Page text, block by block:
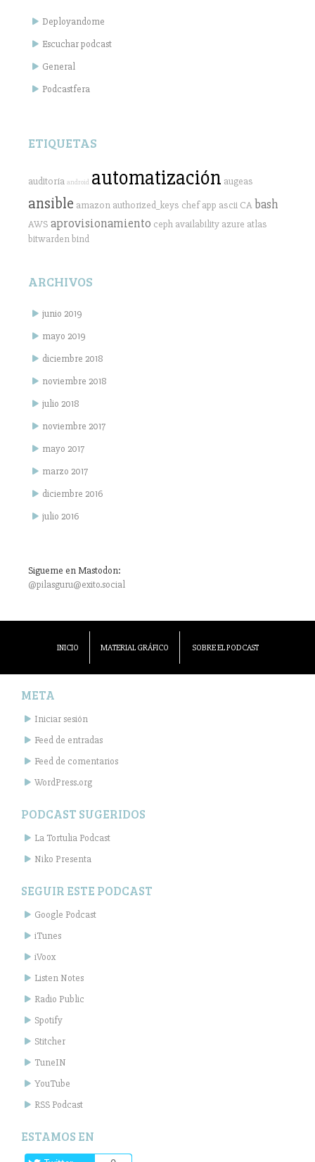
Deployandome
Escuchar podcast
General
Podcastfera
ETIQUETAS
auditoría android automatización augeas
ansible amazon authorized_keys chef app ascii CAbash
AWS aprovisionamiento ceph availability azure atlas
bitwardenbind
ARCHIVOS
junio 2019
mayo 2019
diciembre 2018
noviembre 2018
julio 2018
noviembre 2017
mayo 2017
marzo 2017
diciembre 2016
julio 2016
Sigueme en Mastodon:
@pilasguru@exito.social
INICIO MATERIAL GRÁFICO SOBRE EL PODCAST
META
Iniciar sesión
Feed de entradas
Feed de comentarios
WordPress.org
PODCAST SUGERIDOS
La Tortulia Podcast
Niko Presenta
SEGUIR ESTE PODCAST
Google Podcast
iTunes
iVoox
Listen Notes
Radio Public
Spotify
Stitcher
TuneIN
YouTube
RSS Podcast
ESTAMOS EN